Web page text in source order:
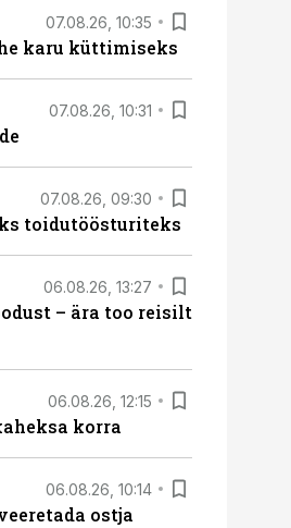
07.08.26, 10:35
karu küttimiseks
07.08.26, 10:31
07.08.26, 09:30
toidutöösturiteks
06.08.26, 13:27
– ära too reisilt
06.08.26, 12:15
korra
06.08.26, 10:14
ostja